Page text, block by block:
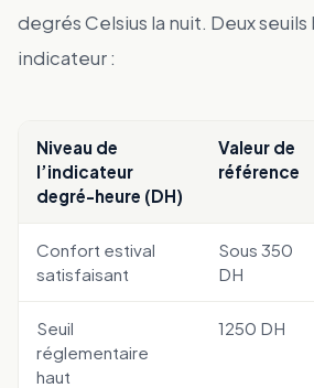
degrés Celsius la nuit. Deux
indicateur :
Niveau de
l’indicateur
degré-heure (DH)
Valeur de
référence
Confort estival
satisfaisant
Sous 350
DH
Seuil
réglementaire
haut
1250 DH